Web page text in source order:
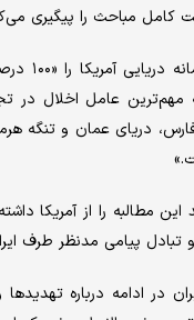
کامل مباحث را پیگیری
عامل اخلال در
دریای عمان و تنگه
مطالبه را از آمریکا
پیامی مدنظر طرف
در ادامه درباره